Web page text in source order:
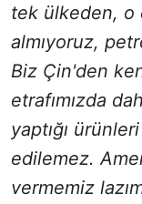
tek ülkeden, o
almıyoruz,
Biz Çin'den
etrafımızda
yaptığı
edilemez.
vermemiz